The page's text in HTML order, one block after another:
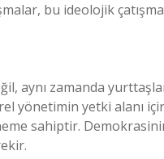
bu ideolojik
aynı zamanda
yönetimin yetki alanı
sahiptir.